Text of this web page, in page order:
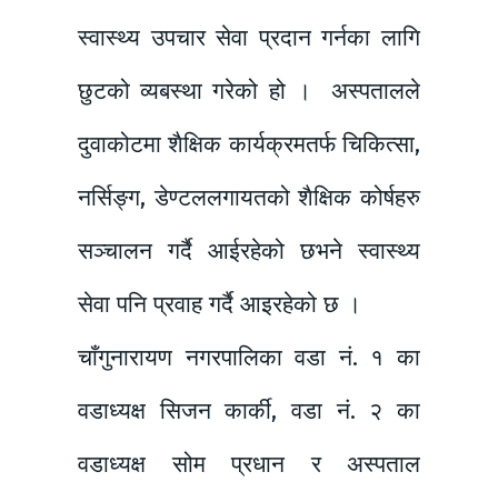
स्वास्थ्य उपचार सेवा प्रदान गर्नका लागि
छुटको व्यबस्था गरेको हो । अस्पतालले
दुवाकोटमा शैक्षिक कार्यक्रमतर्फ चिकित्सा,
नर्सिङ्ग, डेण्टललगायतको शैक्षिक कोर्षहरु
सञ्चालन गर्दै आईरहेको छभने स्वास्थ्य
सेवा पनि प्रवाह गर्दै आइरहेको छ ।
चाँगुनारायण नगरपालिका वडा नं. १ का
वडाध्यक्ष सिजन कार्की, वडा नं. २ का
वडाध्यक्ष सोम प्रधान र अस्पताल